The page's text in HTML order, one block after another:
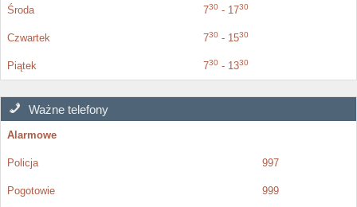
Środa 730 - 1730
Czwartek 730 - 1530
Piątek 730 - 1330
Ważne telefony
Alarmowe
Policja 997
Pogotowie 999